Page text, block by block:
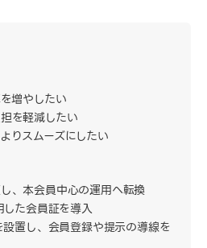
増やしたい
を軽減したい
りスムーズにしたい
、本会員中心の運用へ転換
た会員証を導入
置し、会員登録や提示の導線を